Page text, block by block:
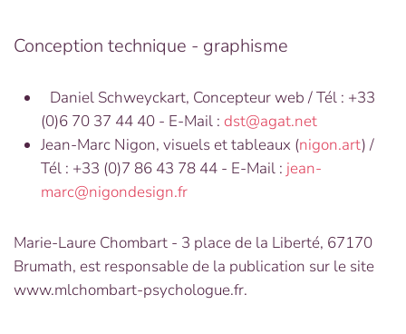
Conception technique - graphisme
Daniel Schweyckart, Concepteur web / Tél : +33
(0)6 70 37 44 40 - E-Mail : dst@agat.net
Jean-Marc Nigon, visuels et tableaux (nigon.art) /
Tél : +33 (0)7 86 43 78 44 - E-Mail : jean-
marc@nigondesign.fr
Marie-Laure Chombart - 3 place de la Liberté, 67170
Brumath, est responsable de la publication sur le site
www.mlchombart-psychologue.fr.